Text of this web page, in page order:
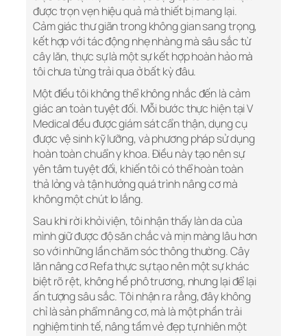
được trọn vẹn hiệu quả mà thiết bị mang lại.
Cảm giác thư giãn trong không gian sang trọng,
kết hợp với tác động nhẹ nhàng mà sâu sắc từ
cây lăn, thực sự là một sự kết hợp hoàn hảo mà
tôi chưa từng trải qua ở bất kỳ đâu.
Một điều tôi không thể không nhắc đến là cảm
giác an toàn tuyệt đối. Mỗi bước thực hiện tại V
Medical đều được giám sát cẩn thận, dụng cụ
được vệ sinh kỹ lưỡng, và phương pháp sử dụng
hoàn toàn chuẩn y khoa. Điều này tạo nên sự
yên tâm tuyệt đối, khiến tôi có thể hoàn toàn
thả lỏng và tận hưởng quá trình nâng cơ mà
không một chút lo lắng.
Sau khi rời khỏi viện, tôi nhận thấy làn da của
mình giữ được độ săn chắc và mịn màng lâu hơn
so với những lần chăm sóc thông thường. Cây
lăn nâng cơ Refa thực sự tạo nên một sự khác
biệt rõ rệt, không hề phô trương, nhưng lại để lại
ấn tượng sâu sắc. Tôi nhận ra rằng, đây không
chỉ là sản phẩm nâng cơ, mà là một phần trải
nghiệm tinh tế, nâng tầm vẻ đẹp tự nhiên một